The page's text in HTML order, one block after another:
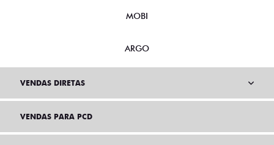
MOBI
ARGO
VENDAS DIRETAS
VENDAS PARA PCD